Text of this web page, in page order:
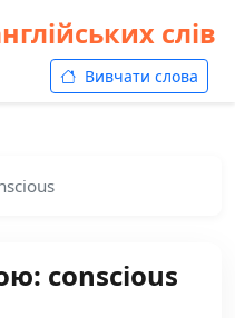
слів
Вивчати слова
conscious